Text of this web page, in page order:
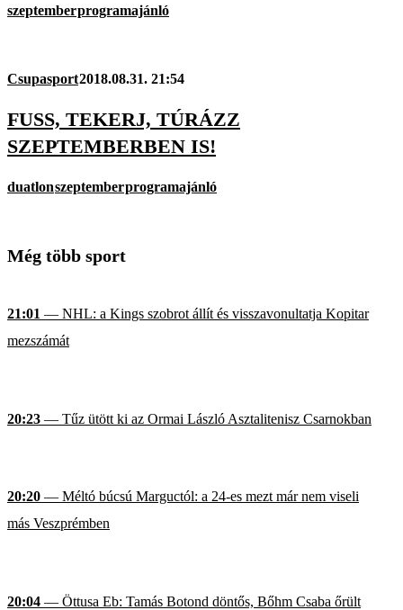
szeptemberprogramajánló
Csupasport2018.08.31. 21:54
FUSS, TEKERJ, TÚRÁZZ
SZEPTEMBERBEN IS!
duatlonszeptemberprogramajánló
Még több sport
21:01 — NHL: a Kings szobrot állít és visszavonultatja Kopitar
mezszámát
20:23 — Tűz ütött ki az Ormai László Asztalitenisz Csarnokban
20:20 — Méltó búcsú Marguctól: a 24-es mezt már nem viseli
más Veszprémben
20:04 — Öttusa Eb: Tamás Botond döntős, Bőhm Csaba őrült